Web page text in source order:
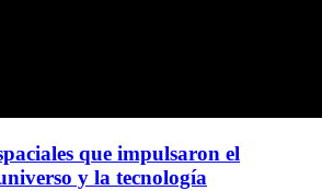
que impulsaron el
y la tecnología